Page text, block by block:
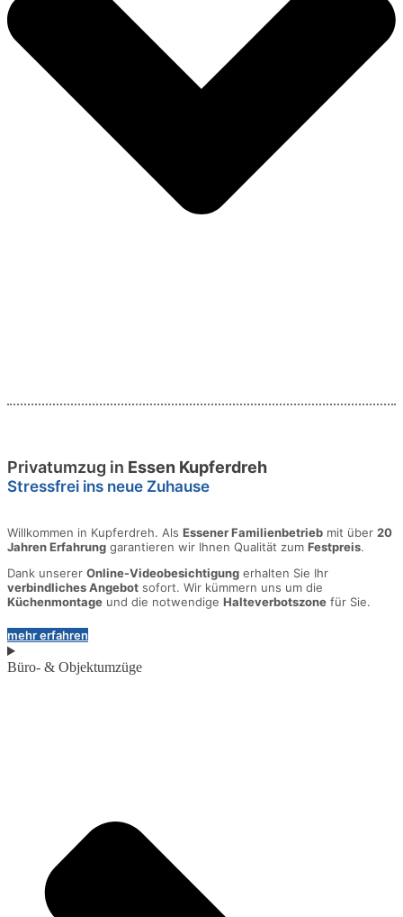
Privatumzug in Essen Kupferdreh
Stressfrei ins neue Zuhause
Willkommen in Kupferdreh. Als Essener Familienbetrieb mit über 20
Jahren Erfahrung garantieren wir Ihnen Qualität zum Festpreis.
Dank unserer Online-Videobesichtigung erhalten Sie Ihr
verbindliches Angebot sofort. Wir kümmern uns um die
Küchenmontage und die notwendige Halteverbotszone für Sie.
mehr erfahren
Büro- & Objektumzüge